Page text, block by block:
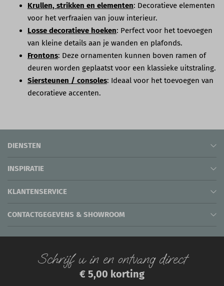
Krullen, strikken en elementen: Decoratieve elementen
voor het verfraaien van jouw interieur.
Losse decoratieve hoeken: Perfect voor het toevoegen
van kleine details aan je wanden en plafonds.
Frontons: Deze ornamenten kunnen boven ramen of
deuren worden geplaatst voor een klassieke uitstraling.
Siersteunen / consoles: Ideaal voor het toevoegen van
decoratieve accenten.
DIENSTEN
INSPIRATIE
KLANTENSERVICE
CONTACTGEGEVENS & SHOWROOM
Schrijf u in en ontvang direct
€ 5,00 korting